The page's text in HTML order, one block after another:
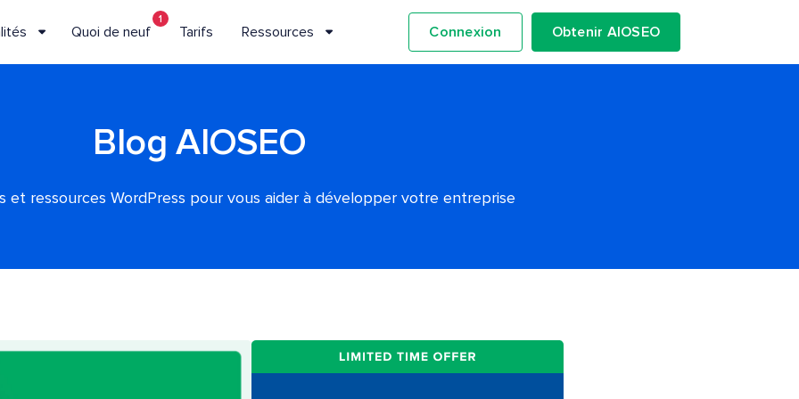
Quoi de neuf
1
Tarifs Ressources Connexion Obtenir AIOSEO
Blog AIOSEO
et ressources WordPress pour vous aider à développer votre entreprise